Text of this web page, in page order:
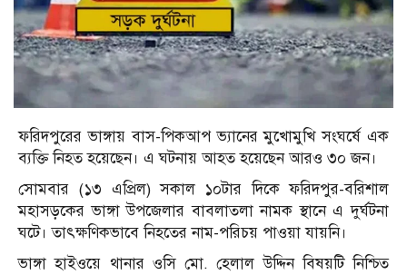
ফরিদপুরের ভাঙ্গায় বাস-পিকআপ ভ্যানের মুখোমুখি সংঘর্ষে এক
ব্যক্তি নিহত হয়েছেন। এ ঘটনায় আহত হয়েছেন আরও ৩০ জন।
সোমবার (১৩ এপ্রিল) সকাল ১০টার দিকে ফরিদপুর-বরিশাল
মহাসড়কের ভাঙ্গা উপজেলার বাবলাতলা নামক স্থানে এ দুর্ঘটনা
ঘটে। তাৎক্ষণিকভাবে নিহতের নাম-পরিচয় পাওয়া যায়নি।
ভাঙ্গা হাইওয়ে থানার ওসি মো. হেলাল উদ্দিন বিষয়টি নিশ্চিত